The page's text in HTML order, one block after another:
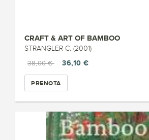
CRAFT & ART OF BAMBOO
STRANGLER C. (2001)
38,00 €
36,10 €
PRENOTA